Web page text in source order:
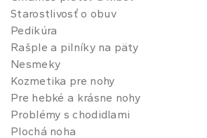
Starostlivosť o obuv
Pedikúra
Rašple a pilníky na päty
Nesmeky
Kozmetika pre nohy
Pre hebké a krásne nohy
Problémy s chodidlami
Plochá noha